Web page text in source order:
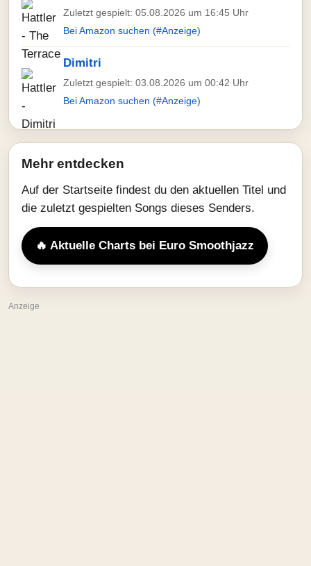
Zuletzt gespielt: 05.08.2026 um 16:45 Uhr
Bei Amazon suchen (#Anzeige)
Dimitri
Zuletzt gespielt: 03.08.2026 um 00:42 Uhr
Bei Amazon suchen (#Anzeige)
Mehr entdecken
Auf der Startseite findest du den aktuellen Titel und
die zuletzt gespielten Songs dieses Senders.
🔥 Aktuelle Charts bei Euro Smoothjazz
Anzeige